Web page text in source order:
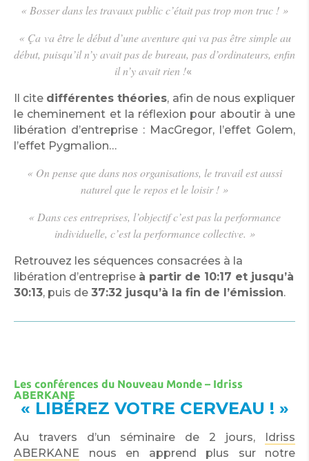
« Bosser dans les travaux public c’était pas trop mon truc ! »
« Ça va être le début d’une aventure qui va pas être simple au
début, puisqu’il n’y avait pas de bureau, pas d’ordinateurs, enfin
il n’y avait rien !«
Il cite différentes théories, afin de nous expliquer
le cheminement et la réflexion pour aboutir à une
libération d’entreprise : MacGregor, l’effet Golem,
l’effet Pygmalion…
« On pense que dans nos organisations, le travail est aussi
naturel que le repos et le loisir ! »
« Dans ces entreprises, l’objectif c’est pas la performance
individuelle, c’est la performance collective. »
Retrouvez les séquences consacrées à la
libération d’entreprise à partir de 10:17 et jusqu’à
30:13, puis de 37:32 jusqu’à la fin de l’émission.
Les conférences du Nouveau Monde – Idriss
ABERKANE
« LIBÉREZ VOTRE CERVEAU ! »
Au travers d’un séminaire de 2 jours,
Idriss
ABERKANE nous en apprend plus sur notre